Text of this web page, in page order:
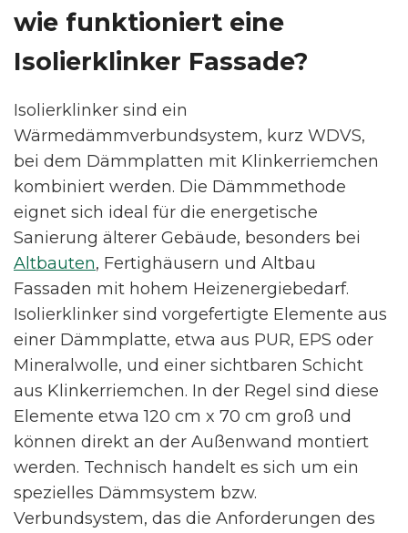
wie funktioniert eine
Isolierklinker Fassade?
Isolierklinker sind ein
Wärmedämmverbundsystem, kurz WDVS,
bei dem Dämmplatten mit Klinkerriemchen
kombiniert werden. Die Dämmmethode
eignet sich ideal für die energetische
Sanierung älterer Gebäude, besonders bei
Altbauten, Fertighäusern und Altbau
Fassaden mit hohem Heizenergiebedarf.
Isolierklinker sind vorgefertigte Elemente aus
einer Dämmplatte, etwa aus PUR, EPS oder
Mineralwolle, und einer sichtbaren Schicht
aus Klinkerriemchen. In der Regel sind diese
Elemente etwa 120 cm x 70 cm groß und
können direkt an der Außenwand montiert
werden. Technisch handelt es sich um ein
spezielles Dämmsystem bzw.
Verbundsystem, das die Anforderungen des